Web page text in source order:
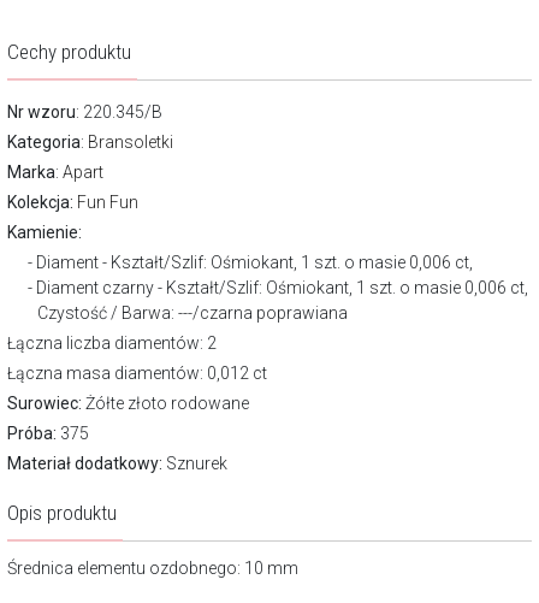
Cechy produktu
Nr wzoru: 220.345/B
Kategoria: Bransoletki
Marka: Apart
Kolekcja: Fun Fun
Kamienie:
Diament - Kształt/Szlif: Ośmiokant, 1 szt. o masie 0,006 ct,
Diament czarny - Kształt/Szlif: Ośmiokant, 1 szt. o masie 0,006 ct,
Czystość / Barwa: ---/czarna poprawiana
Łączna liczba diamentów: 2
Łączna masa diamentów: 0,012 ct
Surowiec: Żółte złoto rodowane
Próba: 375
Materiał dodatkowy: Sznurek
Opis produktu
Średnica elementu ozdobnego: 10 mm